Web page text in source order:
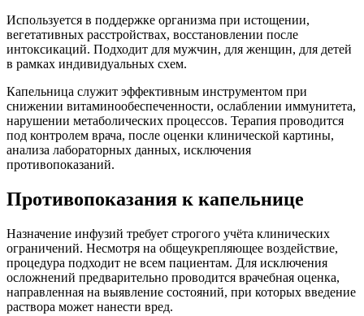
Используется в поддержке организма при истощении,
вегетативных расстройствах, восстановлении после
интоксикаций. Подходит для мужчин, для женщин, для детей
в рамках индивидуальных схем.
Капельница служит эффективным инструментом при
снижении витаминообеспеченности, ослаблении иммунитета,
нарушении метаболических процессов. Терапия проводится
под контролем врача, после оценки клинической картины,
анализа лабораторных данных, исключения
противопоказаний.
Противопоказания к капельнице
Назначение инфузий требует строгого учёта клинических
ограничений. Несмотря на общеукрепляющее воздействие,
процедура подходит не всем пациентам. Для исключения
осложнений предварительно проводится врачебная оценка,
направленная на выявление состояний, при которых введение
раствора может нанести вред.